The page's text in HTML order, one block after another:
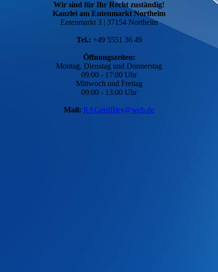
Wir sind für Ihr Recht zuständig!
Kanzlei am Entenmarkt Northeim
Entenmarkt 3 | 37154 Northeim
Tel.: +49 5551 36 49
Öffnungszeiten:
Montag, Dienstag und Donnerstag
09:00 - 17:00 Uhr
Mittwoch und Freitag
09:00 - 13:00 Uhr
Mail: RAGerdBley@web.de